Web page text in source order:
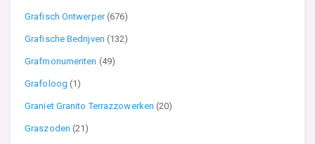
Grafisch Ontwerper(676)
Grafische Bedrijven (132)
Grafmonumenten (49)
Grafoloog (1)
Graniet Granito Terrazzowerken(20)
Graszoden (21)